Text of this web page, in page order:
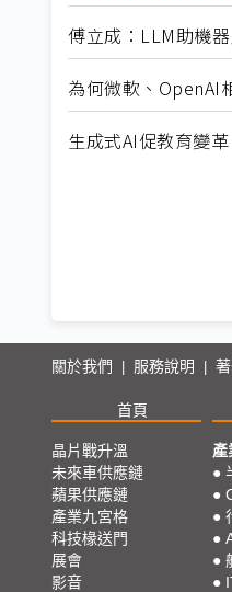
傅立成：LLM助機
為何微軟、OpenAI
生成式AI促教育變
關於我們 | 服務說明 |
首頁
晶片戰升溫
未來車供應鏈
蘋果供應鏈
產業九宮格
科技椽送門
展會
影音
產
●
●
●
●
●
●